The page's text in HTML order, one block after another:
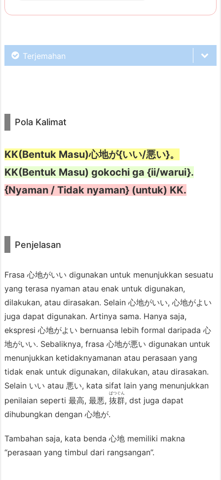
a
C
n
t
o
h
i
a
t
5.
心
地
が
{い
い/
よ
い/
悪
S
Terjemahan
Hoaamm, soalnya sofa ininyaman
buat bobo. Zzzz… zzz…
Ahh, kalo aja Sinta yang serius amat
itu enggak ada, kamar ini bakal
nyamanbanget. (Dengus
Pola Kalimat
KK(Bentuk Masu)心地が{いい/悪い}。
KK(Bentuk Masu) gokochi ga {ii/warui}.
{Nyaman / Tidak nyaman} (untuk) KK.
Penjelasan
Frasa 心地がいい digunakan untuk menunjukkan sesuatu
yang terasa nyaman atau enak untuk digunakan,
dilakukan, atau dirasakan. Selain 心地がいい, 心地がよい
juga dapat digunakan. Artinya sama. Hanya saja,
ekspresi 心地がよい bernuansa lebih formal daripada 心
地がいい. Sebaliknya, frasa 心地が悪い digunakan untuk
menunjukkan ketidaknyamanan atau perasaan yang
tidak enak untuk digunakan, dilakukan, atau dirasakan.
Selain いい atau 悪い, kata sifat lain yang menunjukkan
penilaian seperti 最高, 最悪, 抜群
ばつぐん
, dst juga dapat
dihubungkan dengan 心地が.
Tambahan saja, kata benda 心地 memiliki makna
“perasaan yang timbul dari rangsangan”.